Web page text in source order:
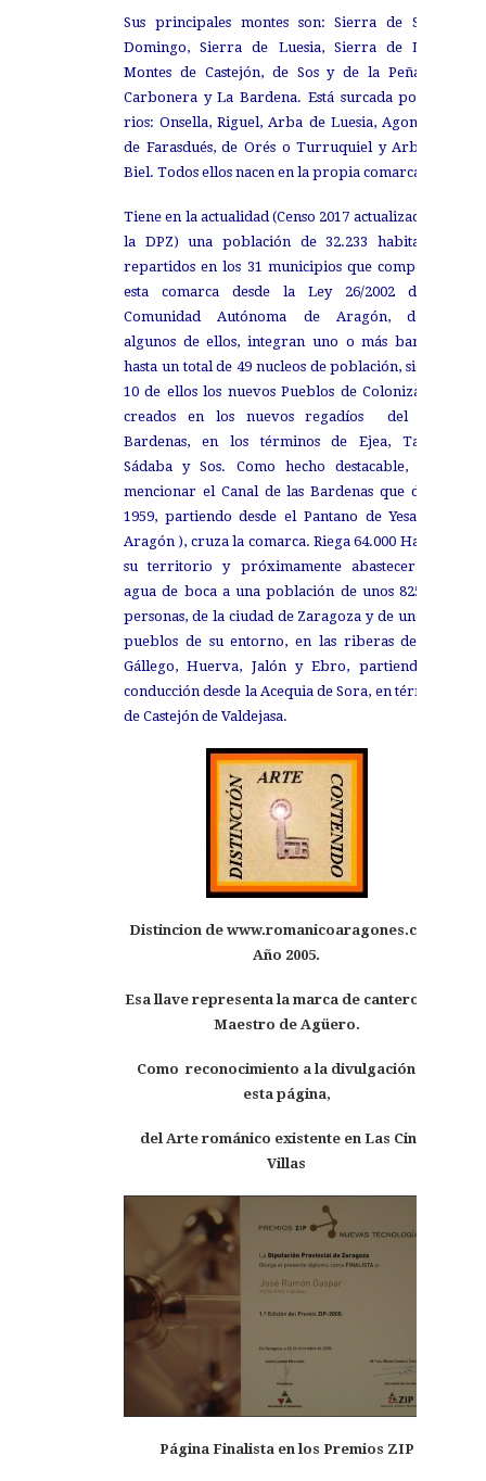
Sus principales montes son: Sierra de Santo
Domingo, Sierra de Luesia, Sierra de Luna,
Montes de Castejón, de Sos y de la Peña, La
Carbonera y La Bardena. Está surcada por los
rios: Onsella, Riguel, Arba de Luesia, Agonías o
de Farasdués, de Orés o Turruquiel y Arba de
Biel. Todos ellos nacen en la propia comarca.
Tiene en la actualidad (Censo 2017 actualizado de
la DPZ) una población de 32.233 habitantes,
repartidos en los 31 municipios que componen
esta comarca desde la Ley 26/2002 de la
Comunidad Autónoma de Aragón, donde
algunos de ellos, integran uno o más barrios,
hasta un total de 49 nucleos de población, siendo
10 de ellos los nuevos Pueblos de Colonización
creados en los nuevos regadíos del Plan
Bardenas, en los términos de Ejea, Tauste,
Sádaba y Sos. Como hecho destacable, cabe
mencionar el Canal de las Bardenas que desde
1959, partiendo desde el Pantano de Yesa (río
Aragón ), cruza la comarca. Riega 64.000 Has. de
su territorio y próximamente abastecerá de
agua de boca a una población de unos 825.000
personas, de la ciudad de Zaragoza y de unos 50
pueblos de su entorno, en las riberas del del
Gállego, Huerva, Jalón y Ebro, partiendo su
conducción desde la Acequia de Sora, en término
de Castejón de Valdejasa.
Distincion de www.romanicoaragones.com.
Año 2005.
Esa llave representa la marca de cantero del
Maestro de Agüero.
Como reconocimiento a la divulgación en
esta página,
del Arte románico existente en Las Cinco
Villas
Página Finalista en los Premios ZIP